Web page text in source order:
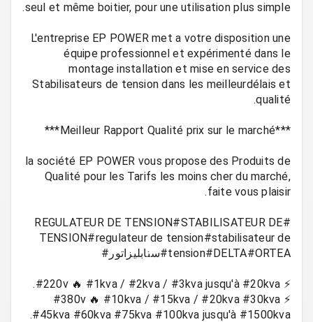
L'entreprise EP POWER met a votre disposition une
équipe professionnel et expérimenté dans le
montage installation et mise en service des
Stabilisateurs de tension dans les meilleurdélais et
la société EP POWER vous propose des Produits de
Qualité pour les Tarifs les moins cher du marché,
#REGULATEUR DE TENSION#STABILISATEUR DE
TENSION#regulateur de tension#stabilisateur de
⚡ #380v 🔥 #10kva / #15kva / #20kva #30kva
#45kva #60kva #75kva #100kva jusqu'à #1500kva.